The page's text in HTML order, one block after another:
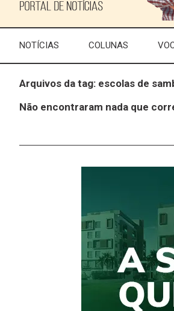
NOTÍCIAS COLUNAS
Arquivos da tag: escolas de
Não encontraram nada que